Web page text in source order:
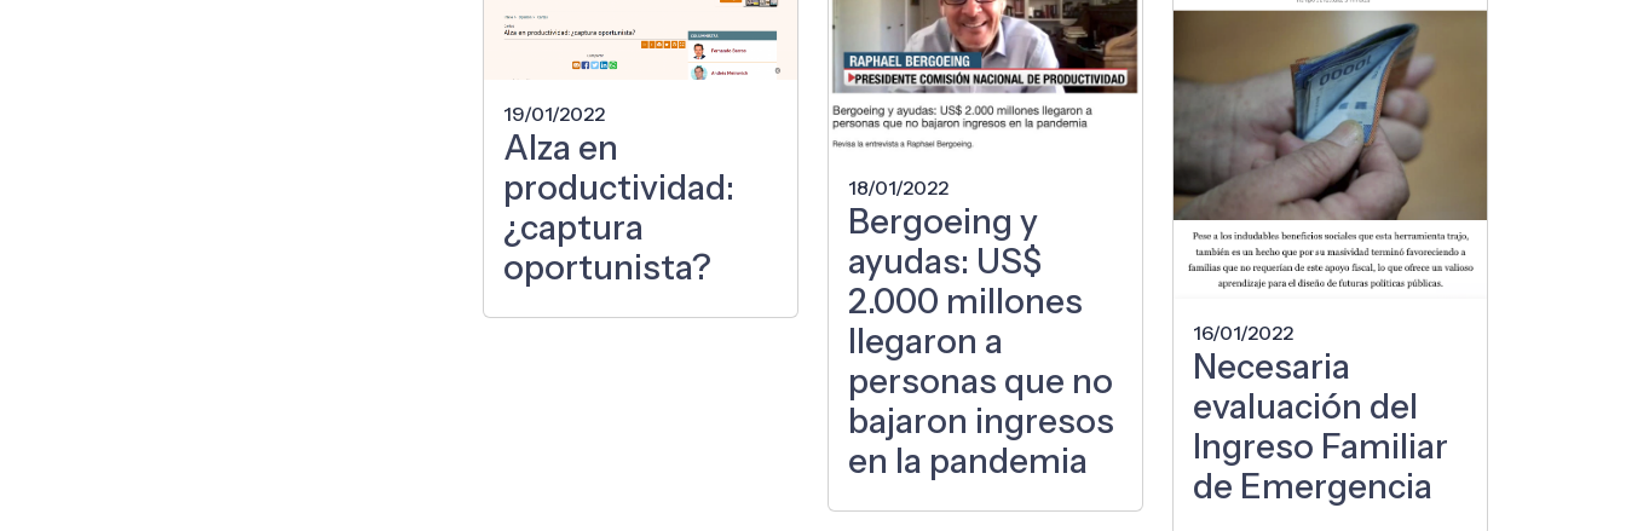
19/01/2022
Alza en
productividad:
¿captura
oportunista?
18/01/2022
Bergoeing y
ayudas: US$
2.000 millones
llegaron a
personas que no
bajaron ingresos
en la pandemia
16/01/2022
Necesaria
evaluación del
Ingreso Familiar
de Emergencia